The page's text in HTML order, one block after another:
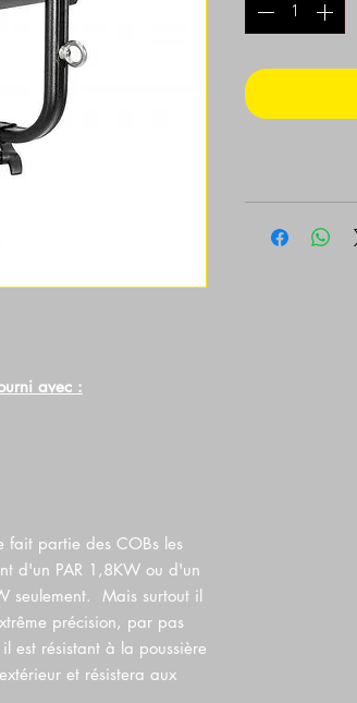
avec :
fait partie des COBs les
d'un PAR 1,8KW ou d'un
seulement. Mais surtout il
précision, par pas
est résistant à la poussière
et résistera aux